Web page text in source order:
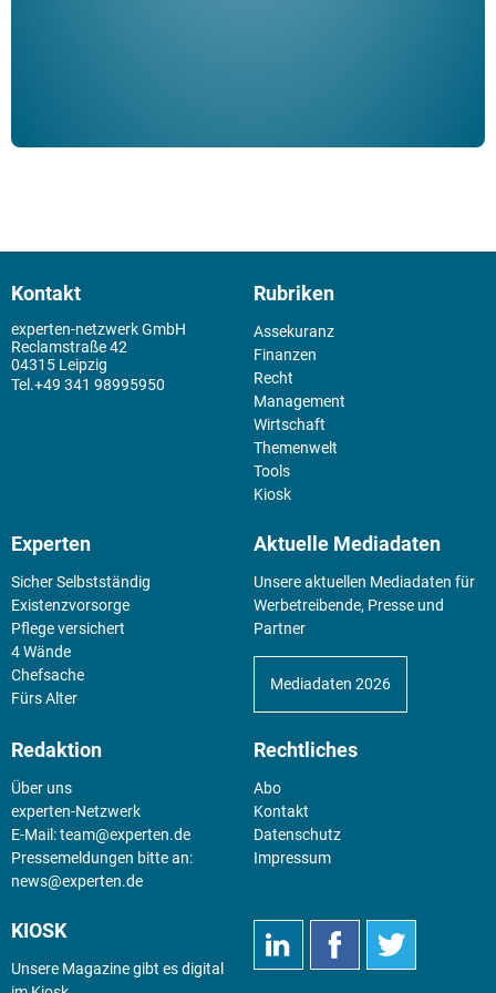
Kontakt
experten-netzwerk GmbH
Reclamstraße 42
04315 Leipzig
+49 341 98995950
Rubriken
Assekuranz
Finanzen
Recht
Management
Wirtschaft
Themenwelt
Tools
Kiosk
Experten
Sicher Selbstständig
Existenz­vorsorge
Pflege versichert
4 Wände
Chefsache
Fürs Alter
Aktuelle Mediadaten
Unsere aktuellen Mediadaten für
Werbetreibende, Presse und
Partner
Mediadaten 2026
Redaktion
Über uns
experten-Netzwerk
E-Mail:team@experten.de
Pressemeldungen bitte an:
news@experten.de
Rechtliches
Abo
Kontakt
Datenschutz
Impressum
KIOSK
Unsere Magazine gibt es digital